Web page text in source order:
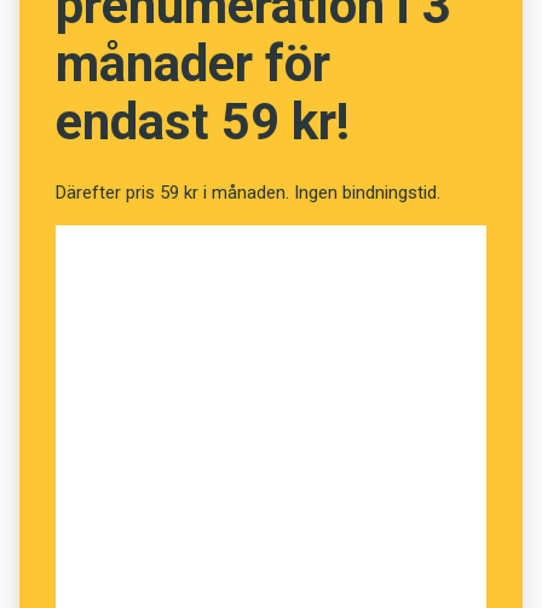
månader för
endast 59 kr!
Därefter pris 59 kr i månaden. Ingen bindningstid.